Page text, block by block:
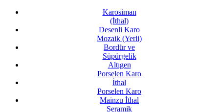
Karosiman
(İthal)
Desenli Karo
Mozaik (Yerli)
Bordür ve
Süpürgelik
Altıgen
Porselen Karo
İthal
Porselen Karo
Mainzu İthal
Seramik